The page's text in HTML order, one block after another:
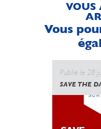
VOUS
Vous
Publié le 28
SAVE THE